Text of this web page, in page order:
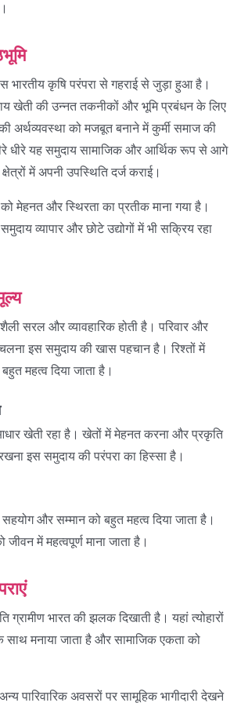
भारतीय कृषि परंपरा से गहराई से जुड़ा हुआ है।
खेती की उन्नत तकनीकों और भूमि प्रबंधन के लिए
अर्थव्यवस्था को मजबूत बनाने में कुर्मी समाज की
धीरे यह समुदाय सामाजिक और आर्थिक रूप से आगे
में अपनी उपस्थिति दर्ज कराई।
मेहनत और स्थिरता का प्रतीक माना गया है।
व्यापार और छोटे उद्योगों में भी सक्रिय रहा
सरल और व्यावहारिक होती है। परिवार और
इस समुदाय की खास पहचान है। रिश्तों में
महत्व दिया जाता है।
खेती रहा है। खेतों में मेहनत करना और प्रकृति
इस समुदाय की परंपरा का हिस्सा है।
सहयोग और सम्मान को बहुत महत्व दिया जाता है।
में महत्वपूर्ण माना जाता है।
ग्रामीण भारत की झलक दिखाती है। यहां त्योहारों
साथ मनाया जाता है और सामाजिक एकता को
पारिवारिक अवसरों पर सामूहिक भागीदारी देखने